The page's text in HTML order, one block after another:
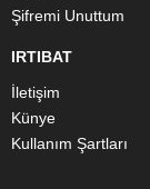
Şifremi Unuttum
IRTIBAT
İletişim
Künye
Kullanım Şartları